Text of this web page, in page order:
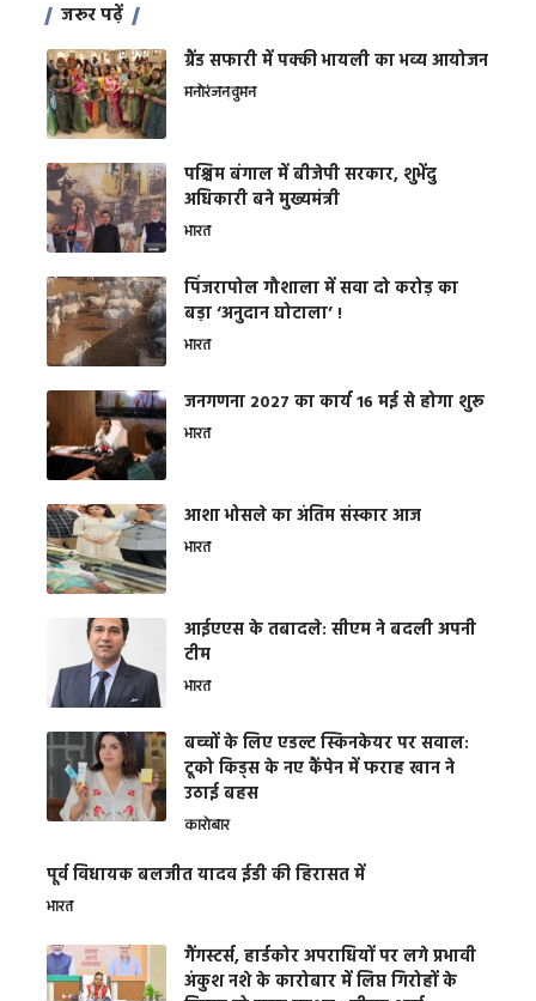
जरूर पढ़ें
ग्रैंड सफारी में पक्की भायली का भव्य आयोजन
मनोरंजनवुमन
पश्चिम बंगाल में बीजेपी सरकार, शुभेंदु
अधिकारी बने मुख्यमंत्री
भारत
​पिंजरापोल गौशाला में सवा दो करोड़ का
बड़ा ‘अनुदान घोटाला’ !
भारत
जनगणना 2027 का कार्य 16 मई से होगा शुरू
भारत
आशा भोसले का अंतिम संस्कार आज
भारत
आईएएस के तबादले: सीएम ने बदली अपनी
टीम
भारत
बच्चों के लिए एडल्ट स्किनकेयर पर सवाल:
टूको किड्स के नए कैंपेन में फराह खान ने
उठाई बहस
कारोबार
पूर्व विधायक बलजीत यादव ईडी की हिरासत में
भारत
गैंगस्टर्स, हार्डकोर अपराधियों पर लगे प्रभावी
अंकुश नशे के कारोबार में लिप्त गिरोहों के